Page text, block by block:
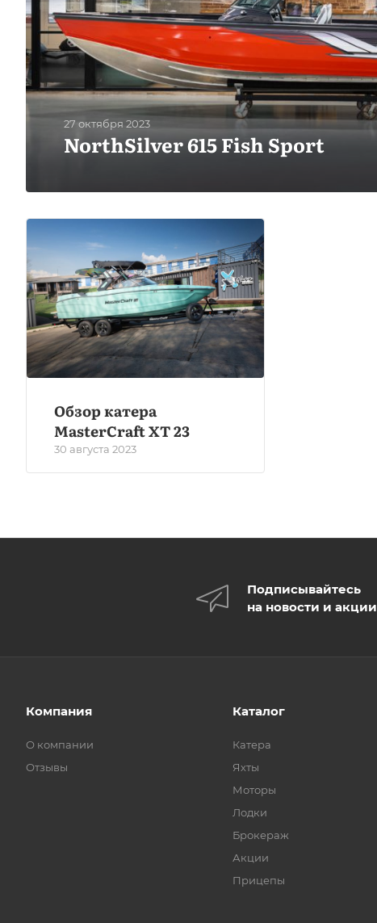
NorthSilver 615 Fish Sport
27 октября 2023
Обзор катера
MasterCraft XT 23
30 августа 2023
Подписывайтесь
на новости и акции
Компания
О компании
Отзывы
Каталог
Катера
Яхты
Моторы
Лодки
Брокераж
Акции
Прицепы